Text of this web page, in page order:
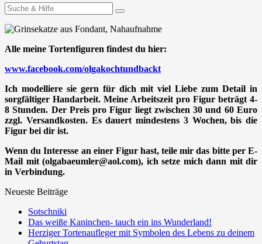
Suchen
nach:
Alle meine Tortenfiguren findest du hier:
www.facebook.com/olgakochtundbackt
Ich modelliere sie gern für dich mit viel Liebe zum Detail in
sorgfältiger Handarbeit. Meine Arbeitszeit pro Figur beträgt 4-
8 Stunden. Der Preis pro Figur liegt zwischen 30 und 60 Euro
zzgl. Versandkosten. Es dauert mindestens 3 Wochen, bis die
Figur bei dir ist.
Wenn du Interesse an einer Figur hast, teile mir das bitte per E-
Mail mit (olgabaeumler@aol.com), ich setze mich dann mit dir
in Verbindung.
Neueste Beiträge
Sotschniki
Das weiße Kaninchen- tauch ein ins Wunderland!
Herziger Tortenaufleger mit Symbolen des Lebens zu deinem